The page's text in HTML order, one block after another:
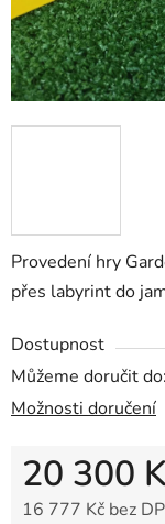
Provedení hry
přes labyrint do
Dostupnost
Můžeme doručit do:
Možnosti doručení
20 300
16 777 Kč bez